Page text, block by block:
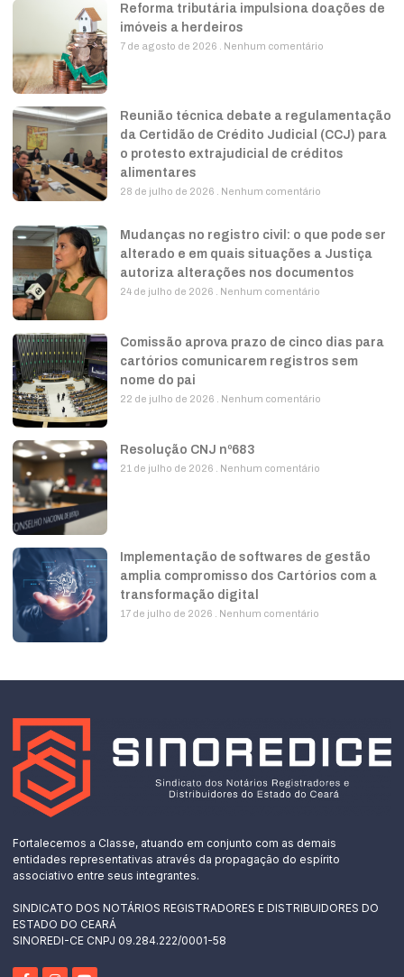
Reforma tributária impulsiona doações de
imóveis a herdeiros
7 de agosto de 2026 Nenhum comentário
Reunião técnica debate a regulamentação
da Certidão de Crédito Judicial (CCJ) para
o protesto extrajudicial de créditos
alimentares
28 de julho de 2026 Nenhum comentário
Mudanças no registro civil: o que pode ser
alterado e em quais situações a Justiça
autoriza alterações nos documentos
24 de julho de 2026 Nenhum comentário
Comissão aprova prazo de cinco dias para
cartórios comunicarem registros sem
nome do pai
22 de julho de 2026 Nenhum comentário
Resolução CNJ nº683
21 de julho de 2026 Nenhum comentário
Implementação de softwares de gestão
amplia compromisso dos Cartórios com a
transformação digital
17 de julho de 2026 Nenhum comentário
Fortalecemos a Classe, atuando em conjunto com as demais
entidades representativas através da propagação do espírito
associativo entre seus integrantes.
SINDICATO DOS NOTÁRIOS REGISTRADORES E DISTRIBUIDORES DO
ESTADO DO CEARÁ
SINOREDI-CE CNPJ 09.284.222/0001-58